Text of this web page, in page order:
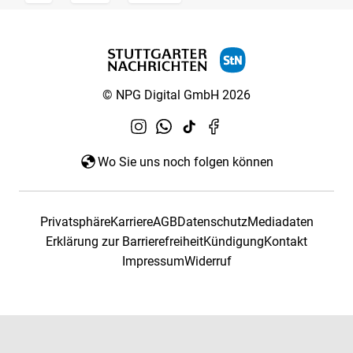
© NPG Digital GmbH 2026
Wo Sie uns noch folgen können
PrivatsphäreKarriereAGBDatenschutzMediadaten
Erklärung zur BarrierefreiheitKündigungKontakt
ImpressumWiderruf